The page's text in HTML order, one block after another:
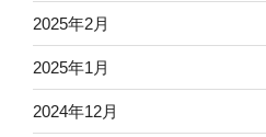
2025年2月
2025年1月
2024年12月